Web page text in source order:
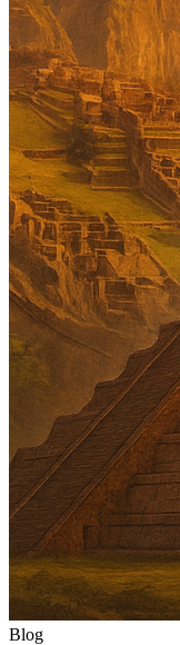
Blog